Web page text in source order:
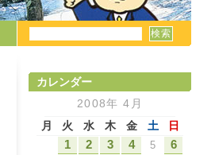
カレンダー
2008年 4月
月
火 水 木 金 土 日
1 2 3 4 5
6